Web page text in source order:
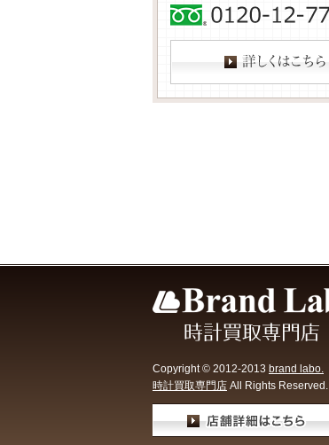
Copyright © 2012-2013 brand labo.
時計買取専門店 All Rights Reserved.